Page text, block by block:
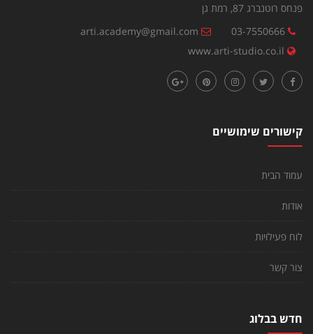
פנחס רוטנברג 87, רמת גן
03-7550666
arti.academy@gmail.com
www.arti-studio.co.il
קישורים שימושיים
עמוד הבית
אודות
לוח פעילויות
צור קשר
חדש בבלוג